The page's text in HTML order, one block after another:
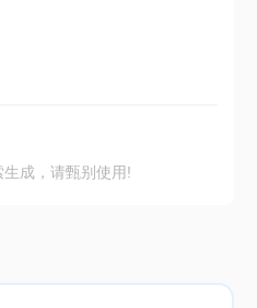
成，请甄别使用!